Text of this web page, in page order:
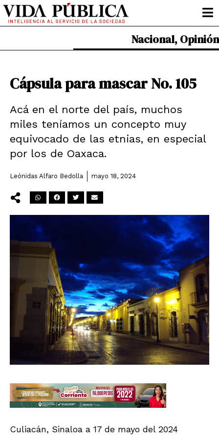
Ir
contenido
Nacional, Opinión
Cápsula para mascar No. 105
Acá en el norte del país, muchos
miles teníamos un concepto muy
equivocado de las etnias, en especial
por los de Oaxaca.
Leónidas Alfaro Bedolla mayo 18, 2024
Culiacán, Sinaloa a 17 de mayo del 2024